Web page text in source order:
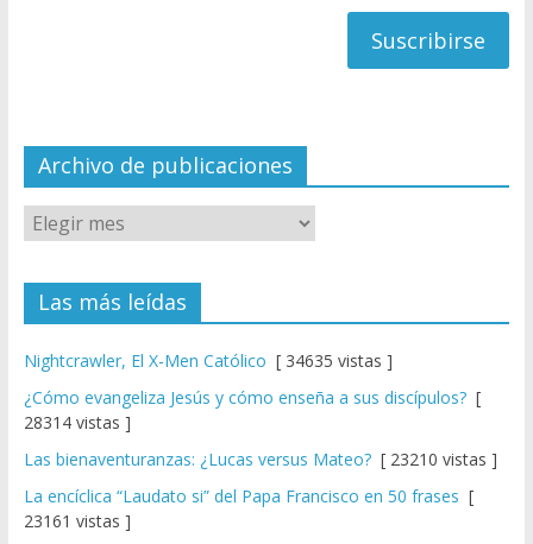
el
Archivo de publicaciones
Las más leídas
Nightcrawler, El X-Men Católico [ 34635 vistas ]
¿Cómo evangeliza Jesús y cómo enseña a sus discípulos?[
28314 vistas ]
Las bienaventuranzas: ¿Lucas versus Mateo?[ 23210 vistas ]
La encíclica “Laudato si” del Papa Francisco en 50 frases [
23161 vistas ]